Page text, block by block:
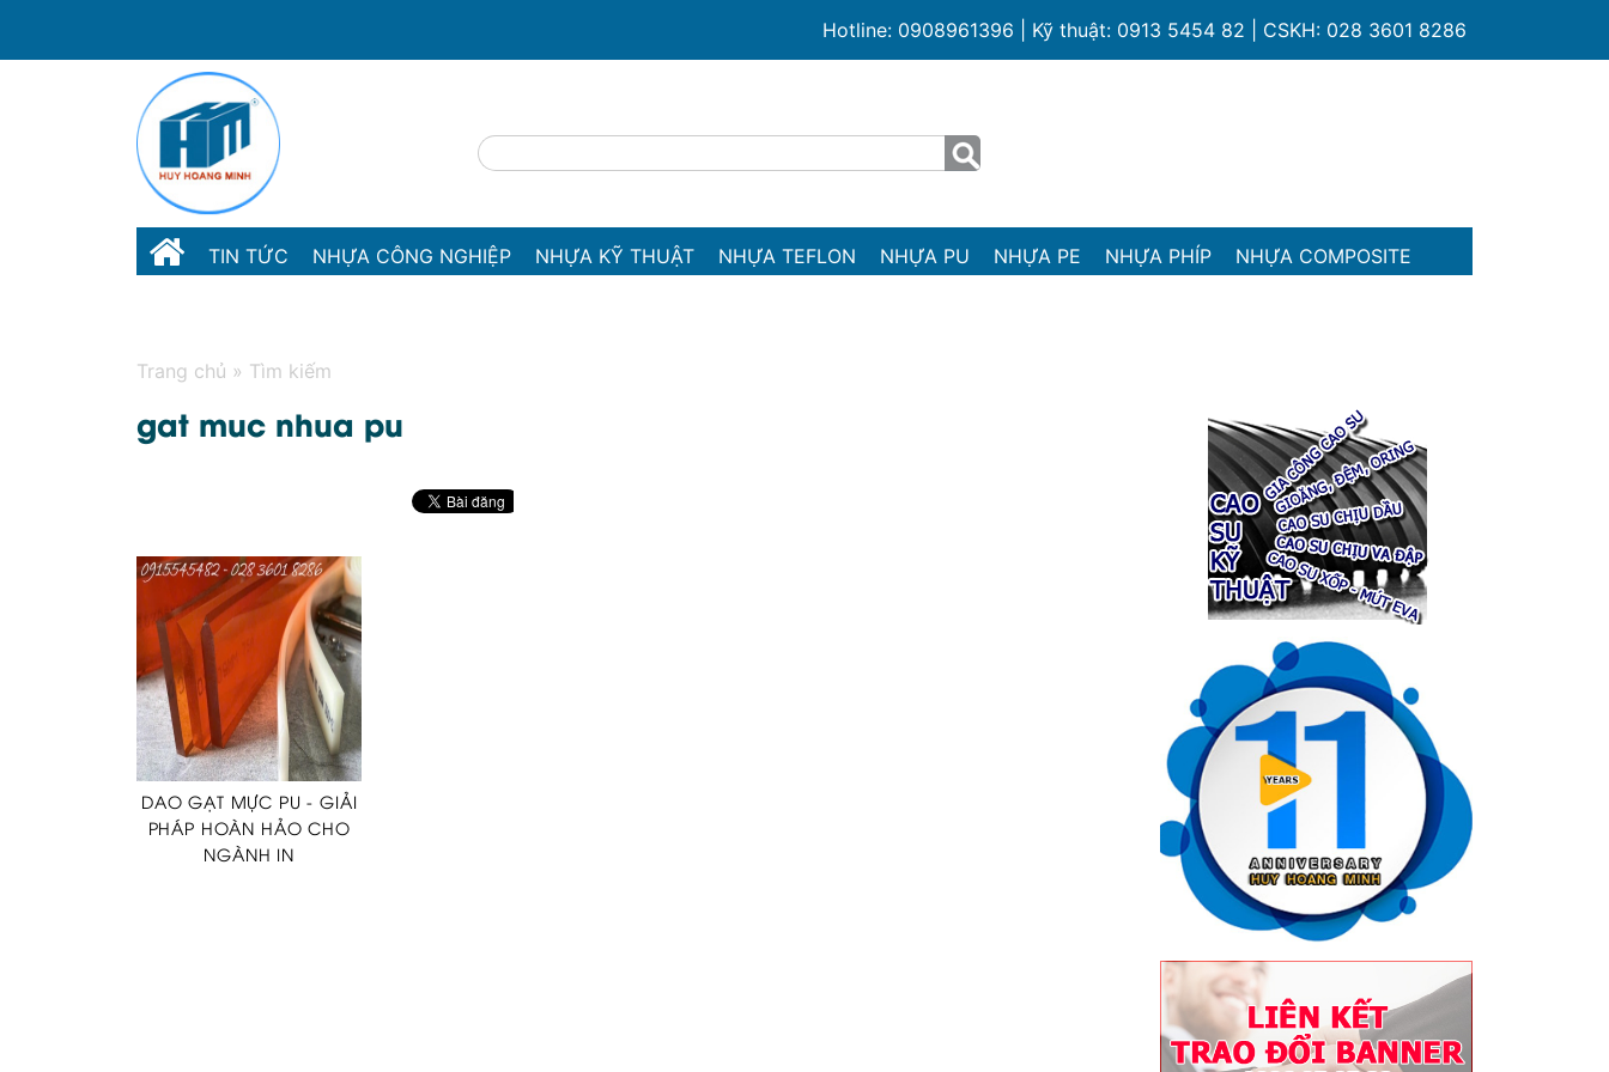
Hotline: 0908961396 | Kỹ thuật: 0913 5454 82 | CSKH: 028 3601 8286
TIN TỨC NHỰA CÔNG NGHIỆP NHỰA KỸ THUẬT NHỰA TEFLON NHỰA PU NHỰA PE NHỰA PHÍP NHỰA COMPOSITE
Trang chủ » Tìm kiếm
gat muc nhua pu
DAO GẠT MỰC PU - GIẢI
PHÁP HOÀN HẢO CHO
NGÀNH IN